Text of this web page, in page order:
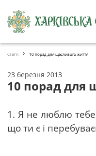
Статті 10 порад для щасливого життя
23 березня 2013
10 порад для
1. Я не люблю тебе
що ти є і